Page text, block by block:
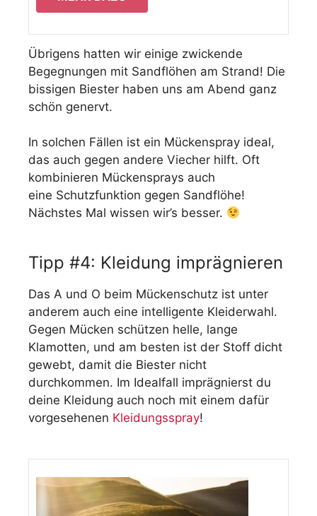
Übrigens hatten wir einige zwickende
Begegnungen mit Sandflöhen am Strand! Die
bissigen Biester haben uns am Abend ganz
schön genervt.
In solchen Fällen ist ein Mückenspray ideal,
das auch gegen andere Viecher hilft. Oft
kombinieren Mückensprays auch
eine Schutzfunktion gegen Sandflöhe!
Nächstes Mal wissen wir’s besser.
Tipp #4: Kleidung imprägnieren
Das A und O beim Mückenschutz ist unter
anderem auch eine intelligente Kleiderwahl.
Gegen Mücken schützen helle, lange
Klamotten, und am besten ist der Stoff dicht
gewebt, damit die Biester nicht
durchkommen. Im Idealfall imprägnierst du
deine Kleidung auch noch mit einem dafür
vorgesehenen Kleidungsspray!